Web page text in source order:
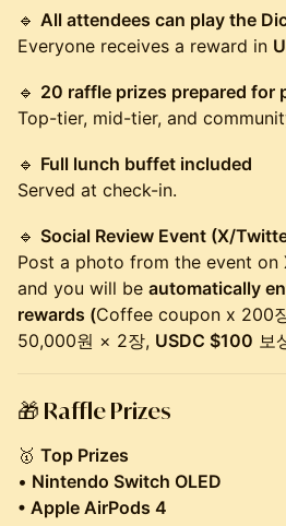
🔹 All attendees can play the
Everyone receives a reward in
🔹 20 raffle prizes prepared for
Top-tier, mid-tier, and
🔹 Full lunch buffet included
Served at check-in.
🔹 Social Review Event (X/
Post a photo from the event on
and you will be automatically
rewards (Coffee coupon x 200
50,000원 × 2장, USDC $100 보
🎁 Raffle Prizes
🥇 Top Prizes
• Nintendo Switch OLED
• Apple AirPods 4